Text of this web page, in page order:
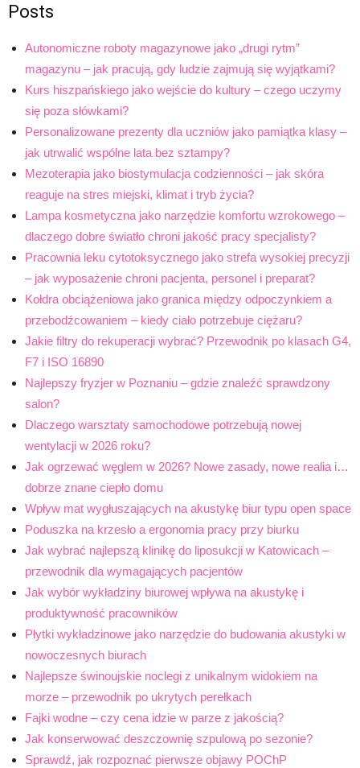
Posts
Autonomiczne roboty magazynowe jako „drugi rytm”
magazynu – jak pracują, gdy ludzie zajmują się wyjątkami?
Kurs hiszpańskiego jako wejście do kultury – czego uczymy
się poza słówkami?
Personalizowane prezenty dla uczniów jako pamiątka klasy –
jak utrwalić wspólne lata bez sztampy?
Mezoterapia jako biostymulacja codzienności – jak skóra
reaguje na stres miejski, klimat i tryb życia?
Lampa kosmetyczna jako narzędzie komfortu wzrokowego –
dlaczego dobre światło chroni jakość pracy specjalisty?
Pracownia leku cytotoksycznego jako strefa wysokiej precyzji
– jak wyposażenie chroni pacjenta, personel i preparat?
Kołdra obciążeniowa jako granica między odpoczynkiem a
przebodźcowaniem – kiedy ciało potrzebuje ciężaru?
Jakie filtry do rekuperacji wybrać? Przewodnik po klasach G4,
F7 i ISO 16890
Najlepszy fryzjer w Poznaniu – gdzie znaleźć sprawdzony
salon?
Dlaczego warsztaty samochodowe potrzebują nowej
wentylacji w 2026 roku?
Jak ogrzewać węglem w 2026? Nowe zasady, nowe realia i…
dobrze znane ciepło domu
Wpływ mat wygłuszających na akustykę biur typu open space
Poduszka na krzesło a ergonomia pracy przy biurku
Jak wybrać najlepszą klinikę do liposukcji w Katowicach –
przewodnik dla wymagających pacjentów
Jak wybór wykładziny biurowej wpływa na akustykę i
produktywność pracowników
Płytki wykładzinowe jako narzędzie do budowania akustyki w
nowoczesnych biurach
Najlepsze świnoujskie noclegi z unikalnym widokiem na
morze – przewodnik po ukrytych perełkach
Fajki wodne – czy cena idzie w parze z jakością?
Jak konserwować deszczownię szpulową po sezonie?
Sprawdź, jak rozpoznać pierwsze objawy POChP